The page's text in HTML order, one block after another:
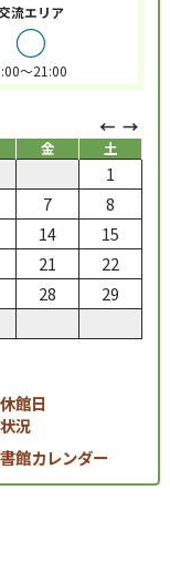
流エリア
○
～21:00
金 土
1
7
8
14
15
21
22
28
29
館日
況
館カレンダー